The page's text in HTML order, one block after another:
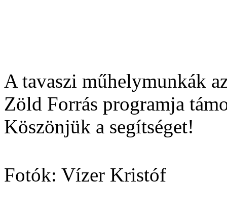
A tavaszi műhelymunkák
Zöld Forrás programja
Köszönjük a segítséget!
Fotók: Vízer Kristóf